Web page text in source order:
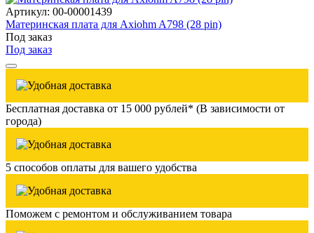
Артикул: 00-00001439
Материнская плата для Axiohm A798 (28 pin)
Под заказ
Под заказ
Бесплатная доставка от 15 000 рублей* (В зависимости от
города)
5 способов оплаты для вашего удобства
Поможем с ремонтом и обслуживанием товара